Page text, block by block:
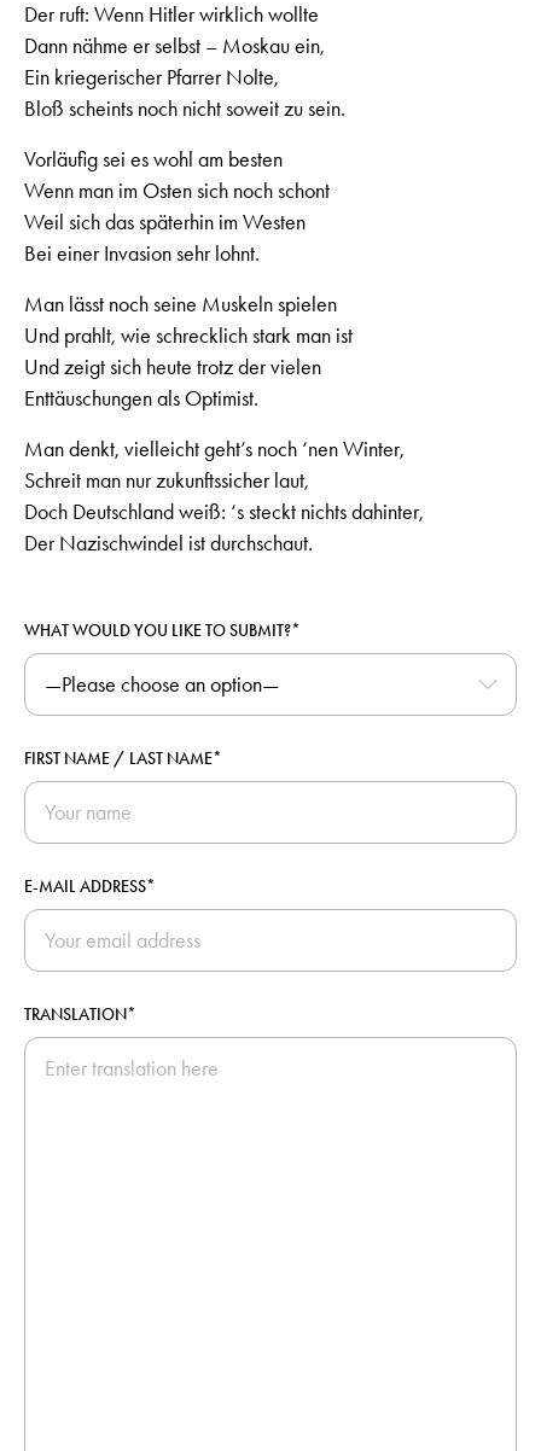
Der ruft: Wenn Hitler wirklich wollte
Dann nähme er selbst – Moskau ein,
Ein kriegerischer Pfarrer Nolte,
Bloß scheints noch nicht soweit zu sein.
Vorläufig sei es wohl am besten
Wenn man im Osten sich noch schont
Weil sich das späterhin im Westen
Bei einer Invasion sehr lohnt.
Man lässt noch seine Muskeln spielen
Und prahlt, wie schrecklich stark man ist
Und zeigt sich heute trotz der vielen
Enttäuschungen als Optimist.
Man denkt, vielleicht geht’s noch ‘nen Winter,
Schreit man nur zukunftssicher laut,
Doch Deutschland weiß: ‘s steckt nichts dahinter,
Der Nazischwindel ist durchschaut.
WHAT WOULD YOU LIKE TO SUBMIT?*
FIRST NAME / LAST NAME*
E-MAIL ADDRESS*
TRANSLATION*